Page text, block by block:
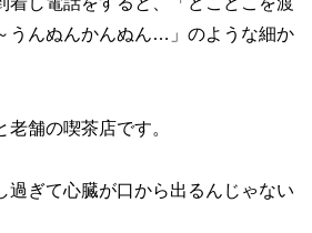
うんぬんかんぬん…」のような細か
舗の喫茶店です。
過ぎて心臓が口から出るんじゃない